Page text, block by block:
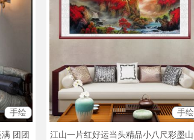
手绘
团团
手绘
江山一片红好运当头精品小八尺彩墨山